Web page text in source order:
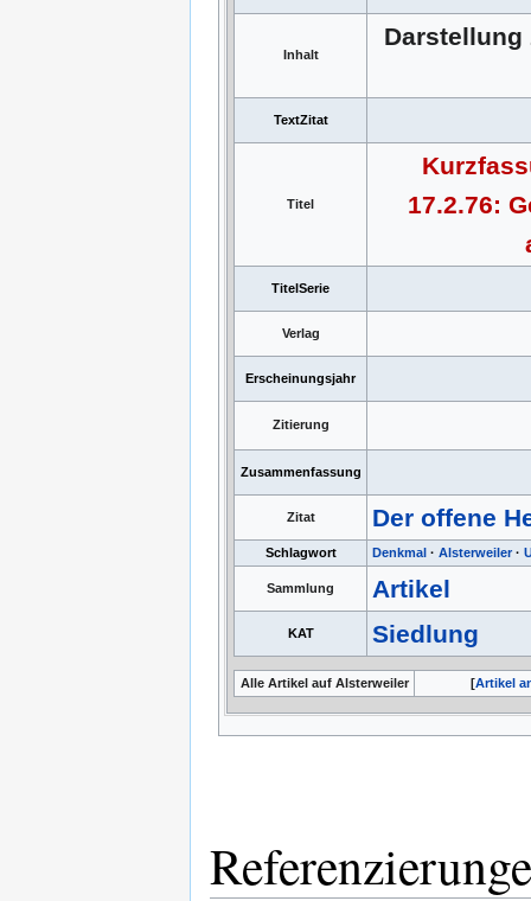
Inhalt
Darstellung
TextZitat
Titel
17.2.76:
TitelSerie
Verlag
Erscheinungsjahr
Zitierung
Zusammenfassung
Zitat Der offene
Schlagwort Denkmal ·Alsterweiler·
Sammlung Artikel
KAT Siedlung
Alle Artikel auf Alsterweiler Artikel